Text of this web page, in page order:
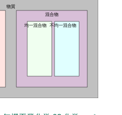
物質
混合物
均一混合物 不均一混合物